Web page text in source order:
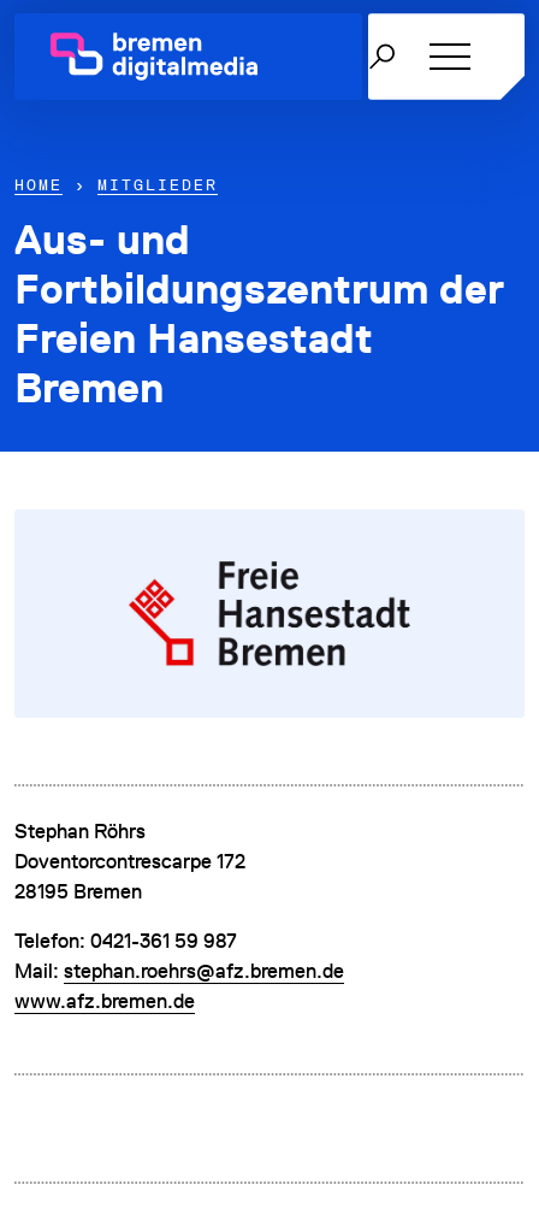
Netzwerk
Themen
Über uns
IMPRESSUM
DOWNLOADS
COOKIE-EINSTELLUNGEN
HOME ›MITGLIEDER
Aus- und
Fortbildungszentrum der
Freien Hansestadt
Bremen
Stephan Röhrs
Doventorcontrescarpe 172
28195 Bremen
Telefon: 0421-361 59 987
Mail: stephan.roehrs@afz.bremen.de
www.afz.bremen.de